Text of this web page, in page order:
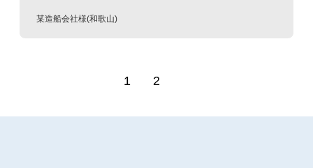
某造船会社様(和歌山)
1 2